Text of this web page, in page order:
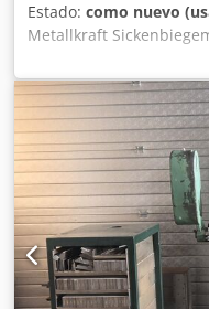
Estado: como nuevo
Metallkraft
perfiladora motorizada
mando y placa tope
perfiles y
Rjbusf Longitud de
acero 400 N/mm²:
Profundidad de cuello:
m/min Potencia del
protección: IP 55
mm Peso (neto): aprox.
S8 y llave para
vez usada